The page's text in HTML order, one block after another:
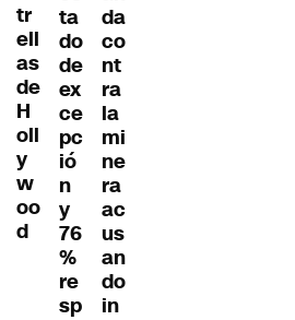
tr
ell
as
de
H
oll
y
w
oo
d
ta
do
de
ex
ce
pc
ió
n
y
76
%
re
sp
da
co
nt
ra
la
mi
ne
ra
ac
us
an
do
in